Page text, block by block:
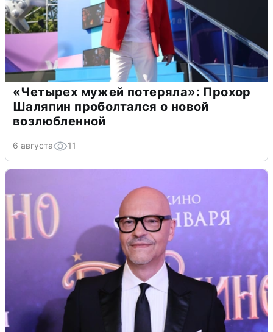
«Четырех мужей потеряла»: Прохор
Шаляпин проболтался о новой
возлюбленной
6 августа 11